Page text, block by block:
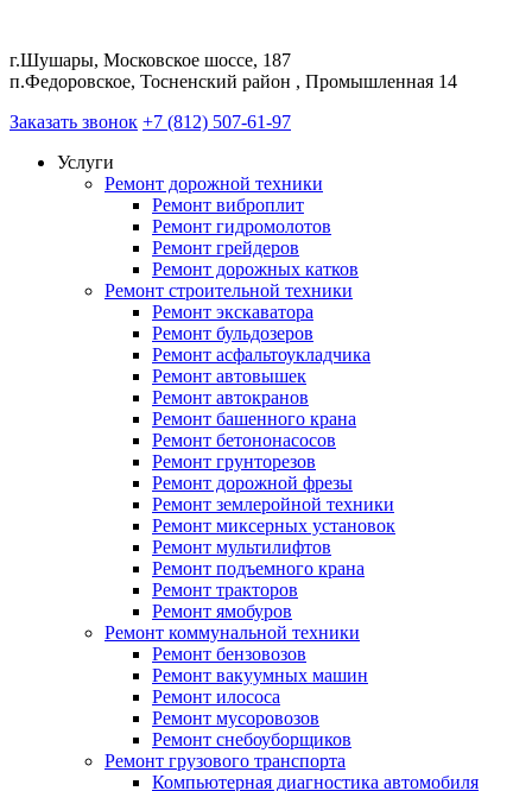
г.Шушары, Московское шоссе, 187
п.Федоровское, Тосненский район , Промышленная 14
Заказать звонок +7 (812) 507-61-97
Услуги
Ремонт дорожной техники
Ремонт виброплит
Ремонт гидромолотов
Ремонт грейдеров
Ремонт дорожных катков
Ремонт строительной техники
Ремонт экскаватора
Ремонт бульдозеров
Ремонт асфальтоукладчика
Ремонт автовышек
Ремонт автокранов
Ремонт башенного крана
Ремонт бетононасосов
Ремонт грунторезов
Ремонт дорожной фрезы
Ремонт землеройной техники
Ремонт миксерных установок
Ремонт мультилифтов
Ремонт подъемного крана
Ремонт тракторов
Ремонт ямобуров
Ремонт коммунальной техники
Ремонт бензовозов
Ремонт вакуумных машин
Ремонт илососа
Ремонт мусоровозов
Ремонт снебоуборщиков
Ремонт грузового транспорта
Компьютерная диагностика автомобиля